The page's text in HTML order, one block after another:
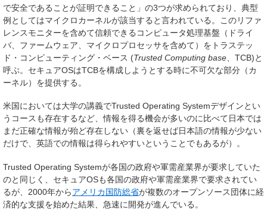
で安全であることが証明できること」の3つが求められており、典型
例としてはマイクロカーネルが該当すると言われている。このリファ
レンスモニターを含めて信頼できるコンピュータ処理基盤（ドライ
バ、ファームウェア、マイクロプロセッサを含めて）を トラステッ
ド・コンピューティング・ベース (Trusted Computing base 、TCB)と
呼ぶ。セキュアOSはTCBを構成しようとする時に不可欠な部分（カ
ーネル）を提供する。
米国においては大学の講義でTrusted Operating Systemデザインとい
うコースも存在するなど、情報を得る機会が多いのに比べて日本では
まだ正確な情報が殆ど存在しない（裏を返せば日本語の情報が少ない
だけで、英語での情報は得られやすいということでもあるが）。
Trusted Operating Systemが各国の政府や軍需産業界が要求していた
のと同じく、セキュアOSも各国の政府や軍需産業界で要求されてい
るが、2000年からアメリカ国防総省が複数のオープンソース団体に経
済的な支援を始めた結果、急速に開発が進んでいる。